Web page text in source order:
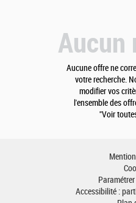
Aucun
Aucune offre ne
votre recherche.
modifier vos
l'ensemble des
"Voir
Accessibilité :